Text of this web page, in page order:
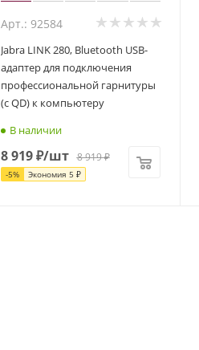
Арт.: 92584
Jabra LINK 280, Bluetooth USB-
адаптер для подключения
профессиональной гарнитуры
(с QD) к компьютеру
В наличии
8 919₽/шт 8 919₽
-5% Экономия 5 ₽